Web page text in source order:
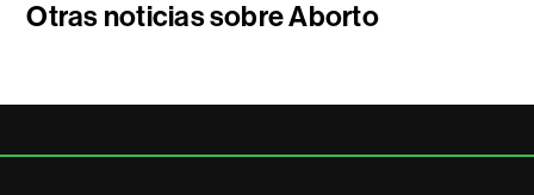
Otras noticias sobre Aborto